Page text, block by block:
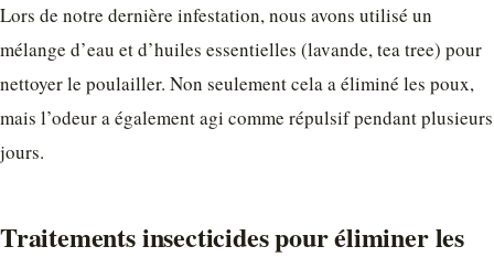
Lors de notre dernière infestation, nous avons utilisé un
mélange d’eau et d’huiles essentielles (lavande, tea tree) pour
nettoyer le poulailler. Non seulement cela a éliminé les poux,
mais l’odeur a également agi comme répulsif pendant plusieurs
jours.
Traitements insecticides pour éliminer les